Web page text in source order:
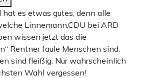
hat es etwas gutes, denn alle
Linnemann,CDU bei ARD
wissen jetzt das die
Rentner faule Menschen sind.
sind fleißig. Nur wahrscheinlich
Wahl vergessen!